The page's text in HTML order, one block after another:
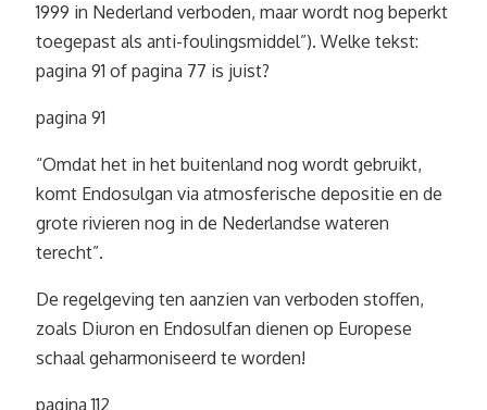
1999 in Nederland verboden, maar wordt nog beperkt
toegepast als anti-foulingsmiddel”). Welke tekst:
pagina 91 of pagina 77 is juist?
pagina 91
“Omdat het in het buitenland nog wordt gebruikt,
komt Endosulgan via atmosferische depositie en de
grote rivieren nog in de Nederlandse wateren
terecht”.
De regelgeving ten aanzien van verboden stoffen,
zoals Diuron en Endosulfan dienen op Europese
schaal geharmoniseerd te worden!
pagina 112